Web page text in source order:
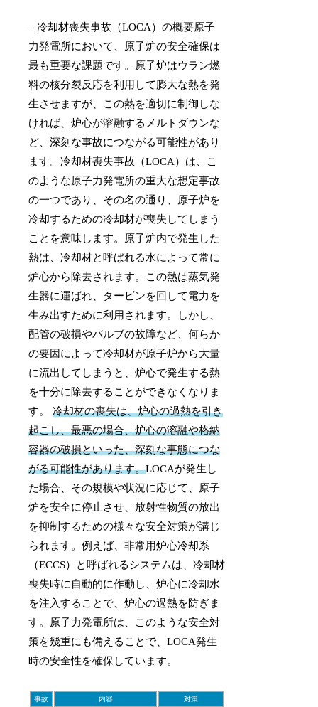
– 冷却材喪失事故（LOCA）の概要原子
力発電所において、原子炉の安全確保は
最も重要な課題です。原子炉はウラン燃
料の核分裂反応を利用して膨大な熱を発
生させますが、この熱を適切に制御しな
ければ、炉心が溶融するメルトダウンな
ど、深刻な事故につながる可能性があり
ます。冷却材喪失事故（LOCA）は、こ
のような原子力発電所の重大な想定事故
の一つであり、その名の通り、原子炉を
冷却するための冷却材が喪失してしまう
ことを意味します。原子炉内で発生した
熱は、冷却材と呼ばれる水によって常に
炉心から除去されます。この熱は蒸気発
生器に運ばれ、タービンを回して電力を
生み出すために利用されます。しかし、
配管の破損やバルブの故障など、何らか
の要因によって冷却材が原子炉から大量
に流出してしまうと、炉心で発生する熱
を十分に除去することができなくなりま
す。冷却材の喪失は、炉心の過熱を引き
起こし、最悪の場合、炉心の溶融や格納
容器の破損といった、深刻な事態につな
がる可能性があります。LOCAが発生し
た場合、その規模や状況に応じて、原子
炉を安全に停止させ、放射性物質の放出
を抑制するための様々な安全対策が講じ
られます。例えば、非常用炉心冷却系
（ECCS）と呼ばれるシステムは、冷却材
喪失時に自動的に作動し、炉心に冷却水
を注入することで、炉心の過熱を防ぎま
す。原子力発電所は、このような安全対
策を幾重にも備えることで、LOCA発生
時の安全性を確保しています。
事故 内容 対策